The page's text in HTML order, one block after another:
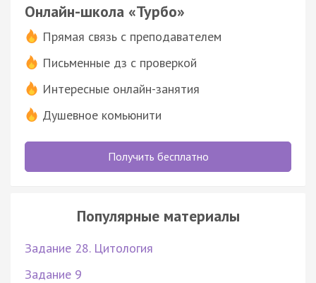
Онлайн-школа «Турбо»
Прямая связь с преподавателем
Письменные дз с проверкой
Интересные онлайн-занятия
Душевное комьюнити
Получить бесплатно
Популярные материалы
Задание 28. Цитология
Задание 9